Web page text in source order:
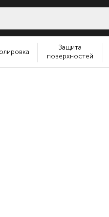
Защита
поверхностей